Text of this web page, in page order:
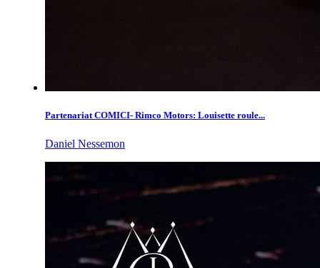
Partenariat COMICI- Rimco Motors: Louisette roule...
Daniel Nessemon